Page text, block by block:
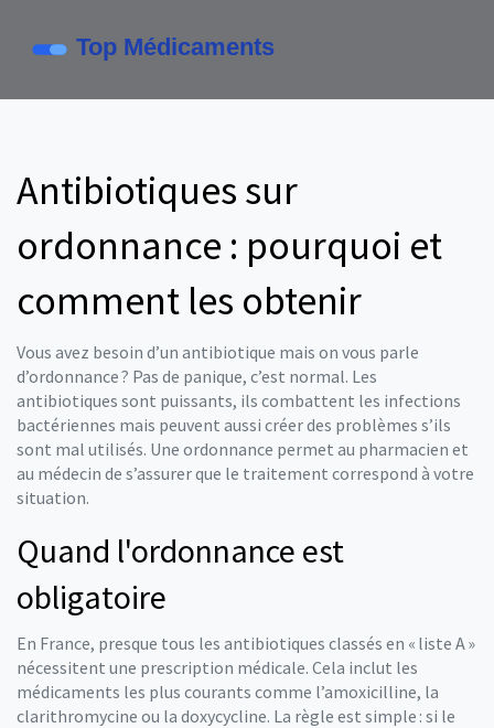
Antibiotiques sur
ordonnance : pourquoi et
comment les obtenir
Vous avez besoin d’un antibiotique mais on vous parle
d’ordonnance ? Pas de panique, c’est normal. Les
antibiotiques sont puissants, ils combattent les infections
bactériennes mais peuvent aussi créer des problèmes s’ils
sont mal utilisés. Une ordonnance permet au pharmacien et
au médecin de s’assurer que le traitement correspond à votre
situation.
Quand l'ordonnance est
obligatoire
En France, presque tous les antibiotiques classés en « liste A »
nécessitent une prescription médicale. Cela inclut les
médicaments les plus courants comme l’amoxicilline, la
clarithromycine ou la doxycycline. La règle est simple : si le